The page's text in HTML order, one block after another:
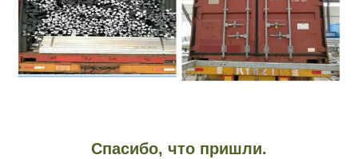
Спасибо, что пришли.